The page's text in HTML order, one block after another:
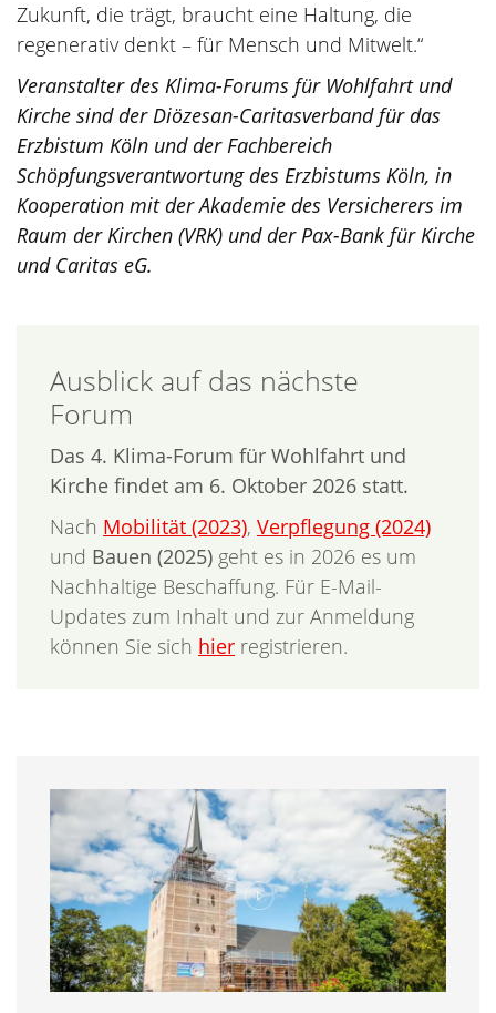
Zukunft, die trägt, braucht eine Haltung, die
regenerativ denkt – für Mensch und Mitwelt.“
Veranstalter des Klima-Forums für Wohlfahrt und
Kirche sind der Diözesan-Caritasverband für das
Erzbistum Köln und der Fachbereich
Schöpfungsverantwortung des Erzbistums Köln, in
Kooperation mit der Akademie des Versicherers im
Raum der Kirchen (VRK) und der Pax-Bank für Kirche
und Caritas eG.
Ausblick auf das nächste
Forum
Das 4. Klima-Forum für Wohlfahrt und
Kirche findet am 6. Oktober 2026 statt.
Nach Mobilität (2023), Verpflegung (2024)
und Bauen (2025) geht es in 2026 es um
Nachhaltige Beschaffung. Für E-Mail-
Updates zum Inhalt und zur Anmeldung
können Sie sich hier registrieren.